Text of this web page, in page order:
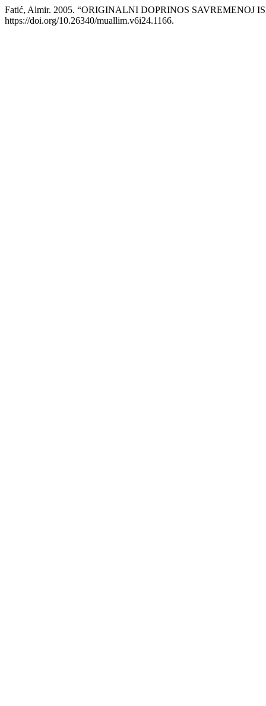
Fatić, Almir. 2005. “ORIGINALNI DOPRINOS SAVREMENOJ
https://doi.org/10.26340/muallim.v6i24.1166.